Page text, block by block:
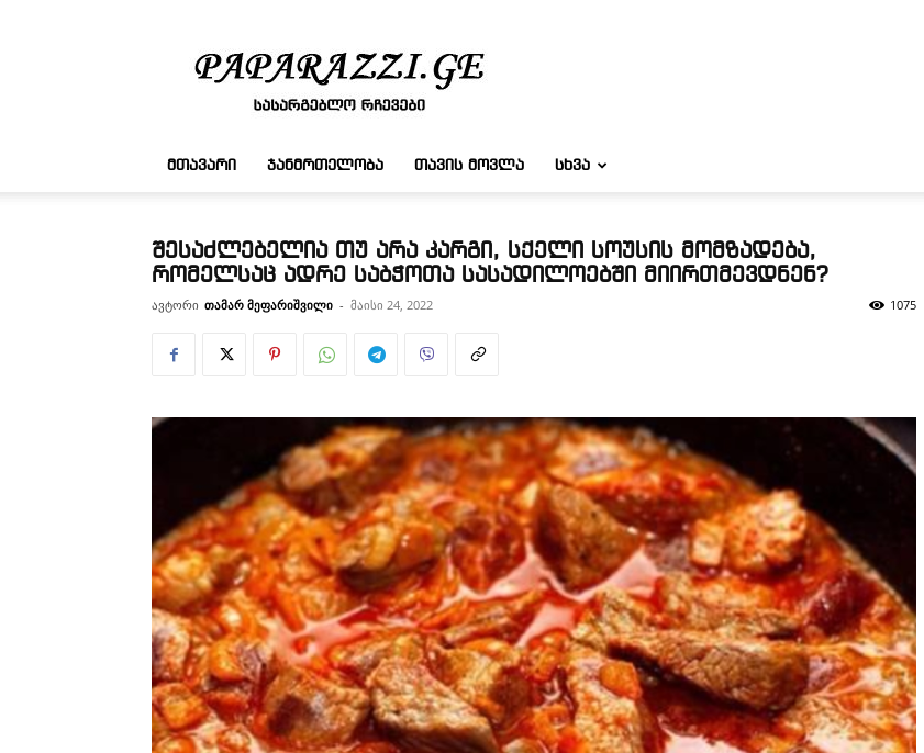
რჩევები
ᲛᲗᲐᲕᲐᲠᲘ ᲯᲐᲜᲛᲠᲗᲔᲚᲝᲑᲐ ᲗᲐᲕᲘᲡ ᲛᲝᲕᲚᲐ ᲡᲮᲕᲐ
შესაძლებელია თუ არა კარგი, სქელი სოუსის მომზადება,
რომელსაც ადრე საბჭოთა სასადილოებში მიირთმევდნენ?
ავტორი თამარ მეფარიშვილი - მაისი 24, 2022 1075